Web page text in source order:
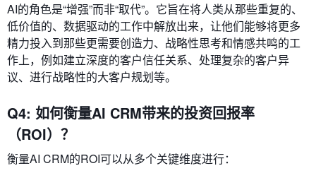
AI的角色是“增强”而非“取代”。它旨在将人类从那些重复的、
低价值的、数据驱动的工作中解放出来，让他们能够将更多
精力投入到那些更需要创造力、战略性思考和情感共鸣的工
作上，例如建立深度的客户信任关系、处理复杂的客户异
议、进行战略性的大客户规划等。
Q4: 如何衡量AI CRM带来的投资回报率
（ROI）？
衡量AI CRM的ROI可以从多个关键维度进行：